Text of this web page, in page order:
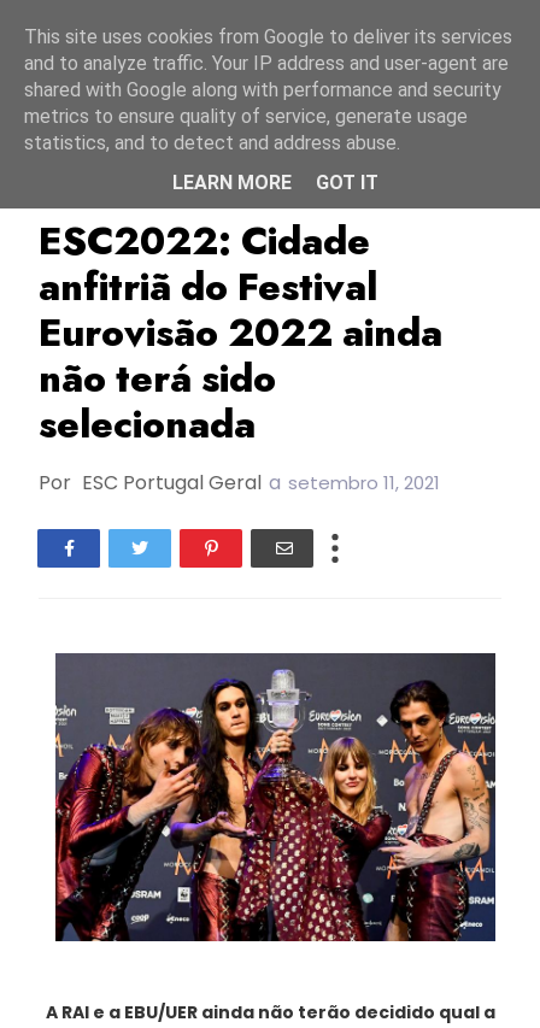
EBU/UER ESC2022
ESC2022: Cidade
anfitriã do Festival
Eurovisão 2022 ainda
não terá sido
selecionada
Por ESC Portugal Geral a setembro 11, 2021
A RAI e a EBU/UER ainda não terão decidido qual a
This site uses cookies from Google to deliver its services
and to analyze traffic. Your IP address and user-agent are
shared with Google along with performance and security
metrics to ensure quality of service, generate usage
statistics, and to detect and address abuse.
LEARN MORE
GOT IT